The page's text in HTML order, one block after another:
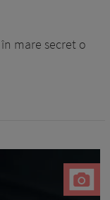
mare secret o